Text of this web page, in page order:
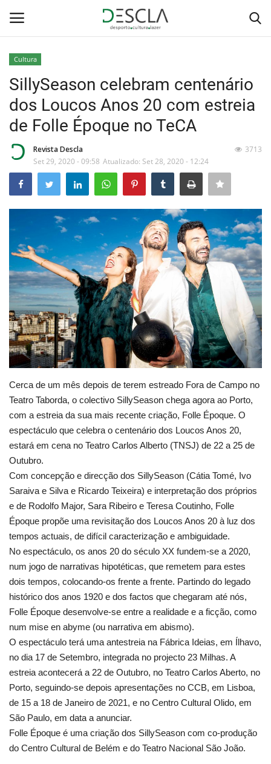
Home
Desporto
Sobre Nós
Educação
Estatuto Editorial
Saúde
Ficha técnica
Cultura
Lazer
Ambiente
Cultura
SillySeason celebram centenário
dos Loucos Anos 20 com estreia
de Folle Époque no TeCA
Revista Descla
Set 29, 2020 - 09:58 Atualizado: Set 28, 2020 - 12:24
3713
Cerca de um mês depois de terem estreado Fora de Campo no
Teatro Taborda, o colectivo SillySeason chega agora ao Porto,
com a estreia da sua mais recente criação, Folle Époque. O
espectáculo que celebra o centenário dos Loucos Anos 20,
estará em cena no Teatro Carlos Alberto (TNSJ) de 22 a 25 de
Outubro.
Com concepção e direcção dos SillySeason (Cátia Tomé, Ivo
Saraiva e Silva e Ricardo Teixeira) e interpretação dos próprios
e de Rodolfo Major, Sara Ribeiro e Teresa Coutinho, Folle
Époque propõe uma revisitação dos Loucos Anos 20 à luz dos
tempos actuais, de difícil caracterização e ambiguidade.
No espectáculo, os anos 20 do século XX fundem-se a 2020,
num jogo de narrativas hipotéticas, que remetem para estes
dois tempos, colocando-os frente a frente. Partindo do legado
histórico dos anos 1920 e dos factos que chegaram até nós,
Folle Époque desenvolve-se entre a realidade e a ficção, como
num mise en abyme (ou narrativa em abismo).
O espectáculo terá uma antestreia na Fábrica Ideias, em Ílhavo,
no dia 17 de Setembro, integrada no projecto 23 Milhas. A
estreia acontecerá a 22 de Outubro, no Teatro Carlos Aberto, no
Porto, seguindo-se depois apresentações no CCB, em Lisboa,
de 15 a 18 de Janeiro de 2021, e no Centro Cultural Olido, em
São Paulo, em data a anunciar.
Folle Époque é uma criação dos SillySeason com co-produção
do Centro Cultural de Belém e do Teatro Nacional São João.